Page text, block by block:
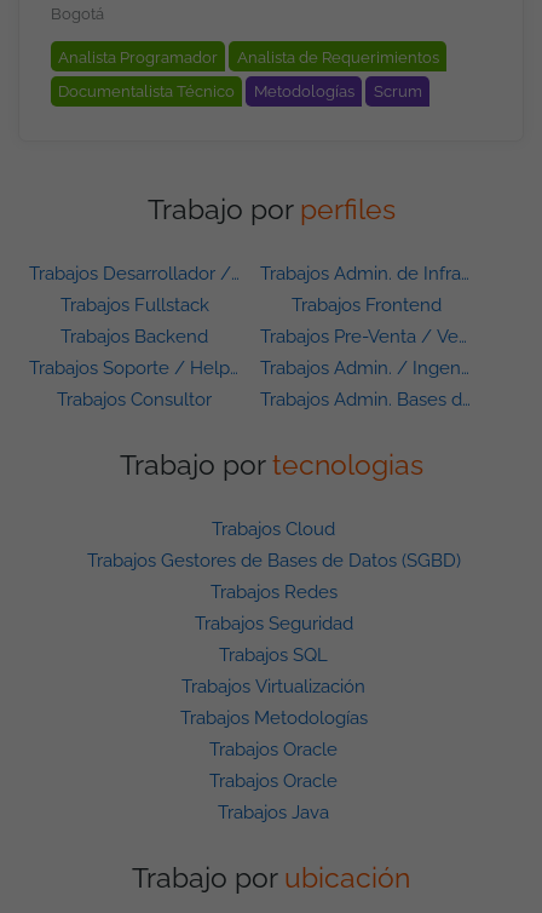
Bogotá
Analista Programador
Analista de Requerimientos
Documentalista Técnico
Metodologías Scrum
Trabajo por perfiles
Trabajos Desarrollador / Programador
Trabajos Fullstack
Trabajos Backend
Trabajos Soporte / Helpdesk
Trabajos Consultor
Trabajos Admin. de Infraestructura
Trabajos Frontend
Trabajos Pre-Venta / Ventas
Trabajos Admin. / Ingeniero de Sistemas
Trabajos Admin. Bases de Datos
Trabajo portecnologias
Trabajos Cloud
Trabajos Gestores de Bases de Datos (SGBD)
Trabajos Redes
Trabajos Seguridad
Trabajos SQL
Trabajos Virtualización
Trabajos Metodologías
Trabajos Oracle
Trabajos Oracle
Trabajos Java
Trabajo por ubicación